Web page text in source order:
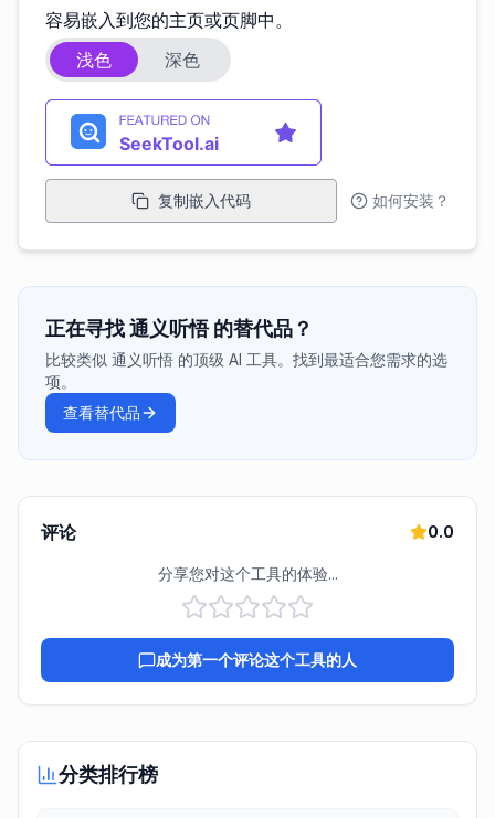
容易嵌入到您的主页或页脚中。
浅色
深色
复制嵌入代码 如何安装？
正在寻找 通义听悟 的替代品？
比较类似 通义听悟 的顶级 AI 工具。找到最适合您需求的选
项。
查看替代品
评论 0.0
分享您对这个工具的体验...
成为第一个评论这个工具的人
分类排行榜